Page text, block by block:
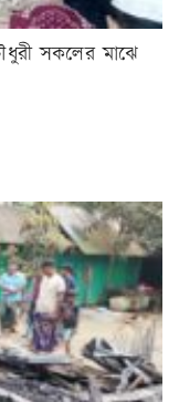
সকলের মাঝে